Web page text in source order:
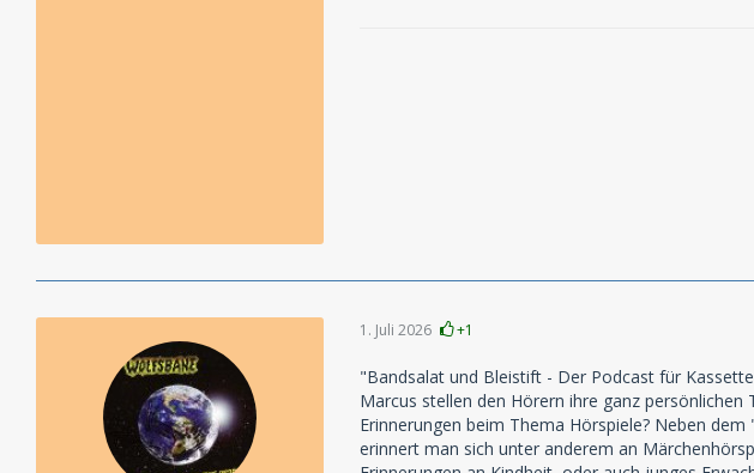
1. Juli 2026 +1
"Bandsalat und Bleistift - Der Podcast für
Marcus stellen den Hörern ihre ganz
Erinnerungen beim Thema Hörspiele? Neben
erinnert man sich unter anderem an